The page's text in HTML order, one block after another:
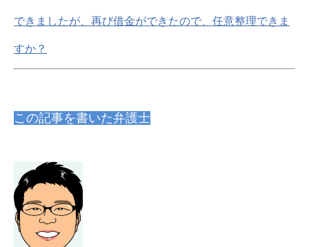
できましたが、再び借金ができたので、任意整理できま
すか？
この記事を書いた弁護士